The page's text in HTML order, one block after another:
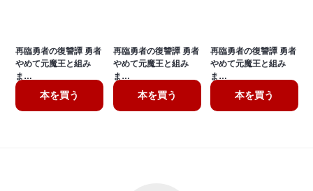
再臨勇者の復讐譚 勇者
やめて元魔王と組み
ま…
本を買う
再臨勇者の復讐譚 勇者
やめて元魔王と組み
ま…
本を買う
再臨勇者の復讐譚 勇者
やめて元魔王と組み
ま…
本を買う